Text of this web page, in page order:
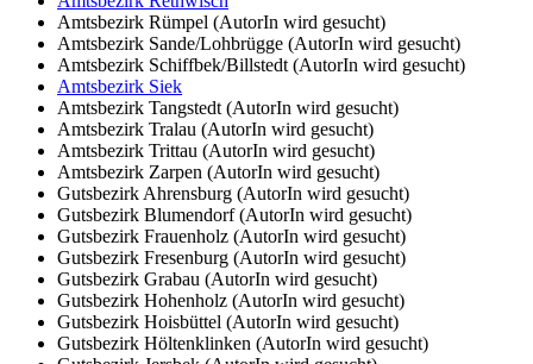
Amtsbezirk Rümpel (AutorIn wird gesucht)
Amtsbezirk Sande/Lohbrügge (AutorIn wird gesucht)
Amtsbezirk Schiffbek/Billstedt (AutorIn wird gesucht)
Amtsbezirk Siek
Amtsbezirk Tangstedt (AutorIn wird gesucht)
Amtsbezirk Tralau (AutorIn wird gesucht)
Amtsbezirk Trittau (AutorIn wird gesucht)
Amtsbezirk Zarpen (AutorIn wird gesucht)
Gutsbezirk Ahrensburg (AutorIn wird gesucht)
Gutsbezirk Blumendorf (AutorIn wird gesucht)
Gutsbezirk Frauenholz (AutorIn wird gesucht)
Gutsbezirk Fresenburg (AutorIn wird gesucht)
Gutsbezirk Grabau (AutorIn wird gesucht)
Gutsbezirk Hohenholz (AutorIn wird gesucht)
Gutsbezirk Hoisbüttel (AutorIn wird gesucht)
Gutsbezirk Höltenklinken (AutorIn wird gesucht)